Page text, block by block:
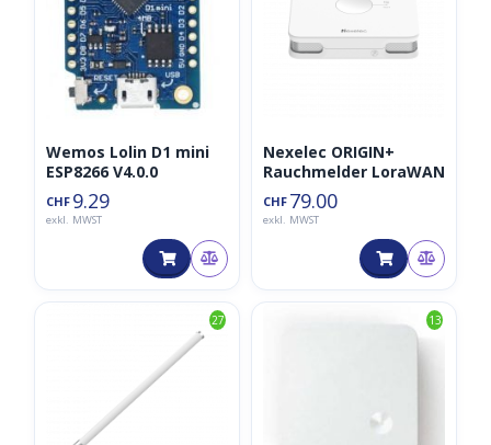
Wemos Lolin D1 mini
ESP8266 V4.0.0
CHF 9.29
exkl. MWST
Nexelec ORIGIN+
Rauchmelder LoraWAN
CHF 79.00
exkl. MWST
27 13